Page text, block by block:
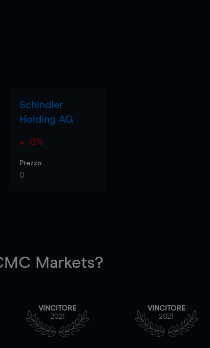
Schindler
Holding AG
0%
Prezzo
0
Markets?
VINCITORE
2021
VINCITORE
2021